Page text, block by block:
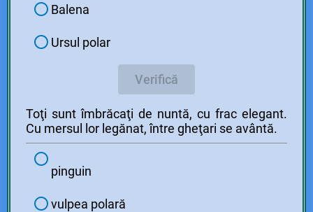
Balena
Ursul polar
Verifică
Toţi sunt îmbrăcaţi de nuntă, cu frac elegant.
Cu mersul lor legănat, între gheţari se avântă.
pinguin
vulpea polară